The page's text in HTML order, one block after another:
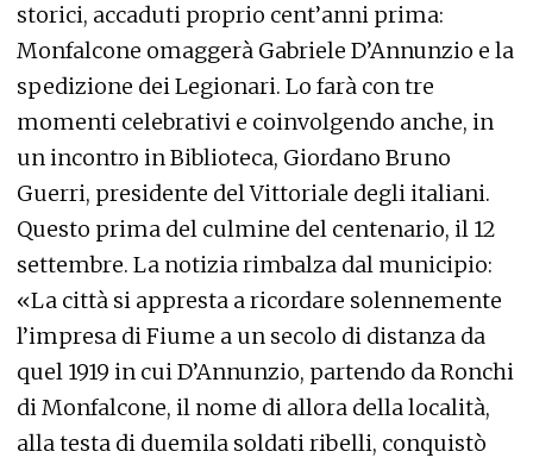
storici, accaduti proprio cent’anni prima:
Monfalcone omaggerà Gabriele D’Annunzio e la
spedizione dei Legionari. Lo farà con tre
momenti celebrativi e coinvolgendo anche, in
un incontro in Biblioteca, Giordano Bruno
Guerri, presidente del Vittoriale degli italiani.
Questo prima del culmine del centenario, il 12
settembre. La notizia rimbalza dal municipio:
«La città si appresta a ricordare solennemente
l’impresa di Fiume a un secolo di distanza da
quel 1919 in cui D’Annunzio, partendo da Ronchi
di Monfalcone, il nome di allora della località,
alla testa di duemila soldati ribelli, conquistò